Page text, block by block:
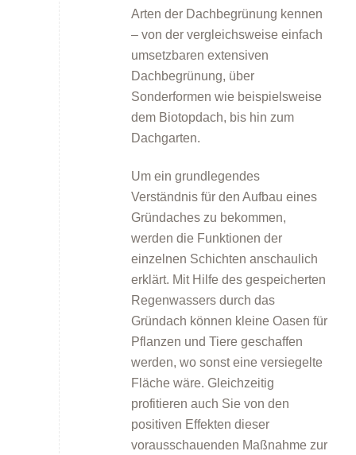
Förderprogramme
Arten der Dachbegrünung kennen
– von der vergleichsweise einfach
umsetzbaren extensiven
Dachbegrünung, über
Sonderformen wie beispielsweise
dem Biotopdach, bis hin zum
Dachgarten.
Um ein grundlegendes
Verständnis für den Aufbau eines
Gründaches zu bekommen,
werden die Funktionen der
einzelnen Schichten anschaulich
erklärt. Mit Hilfe des gespeicherten
Regenwassers durch das
Gründach können kleine Oasen für
Pflanzen und Tiere geschaffen
werden, wo sonst eine versiegelte
Fläche wäre. Gleichzeitig
profitieren auch Sie von den
positiven Effekten dieser
vorausschauenden Maßnahme zur